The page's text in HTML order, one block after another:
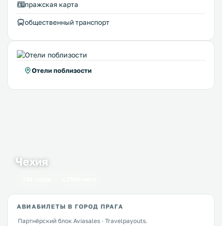
пражская карта
общественный транспорт
Отели поблизости
Чехия
АВИАБИЛЕТЫ В ГОРОД ПРАГА
Партнёрский блок Aviasales · Travelpayouts.